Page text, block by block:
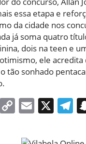
essa etapa e
da cidade nos
já soma quatro
dois na teen e
ele acredita
tão sonhado
Facebook
CopyEmail
X